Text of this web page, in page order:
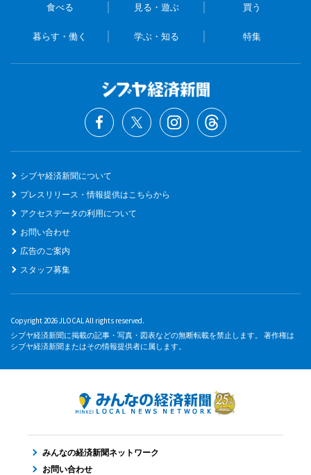
食べる 見る・遊ぶ 買う
暮らす・働く 学ぶ・知る 特集
シブヤ経済新聞について
プレスリリース・情報提供はこちらから
アクセスデータの利用について
お問い合わせ
広告のご案内
スタッフ募集
Copyright 2026 JLOCAL All rights reserved.
シブヤ経済新聞に掲載の記事・写真・図表などの無断転載を禁止します。 著作権は
シブヤ経済新聞またはその情報提供者に属します。
みんなの経済新聞ネットワーク
お問い合わせ